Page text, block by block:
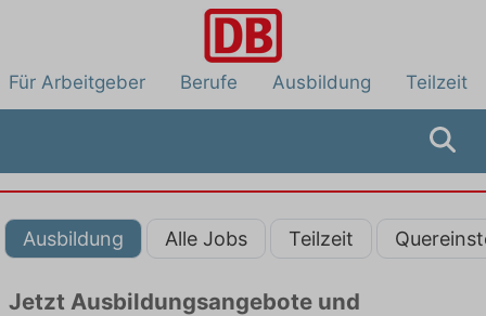
Für Arbeitgeber Berufe Ausbildung Teilzeit
Ausbildung Alle Jobs Teilzeit
Jetzt Ausbildungsangebote und